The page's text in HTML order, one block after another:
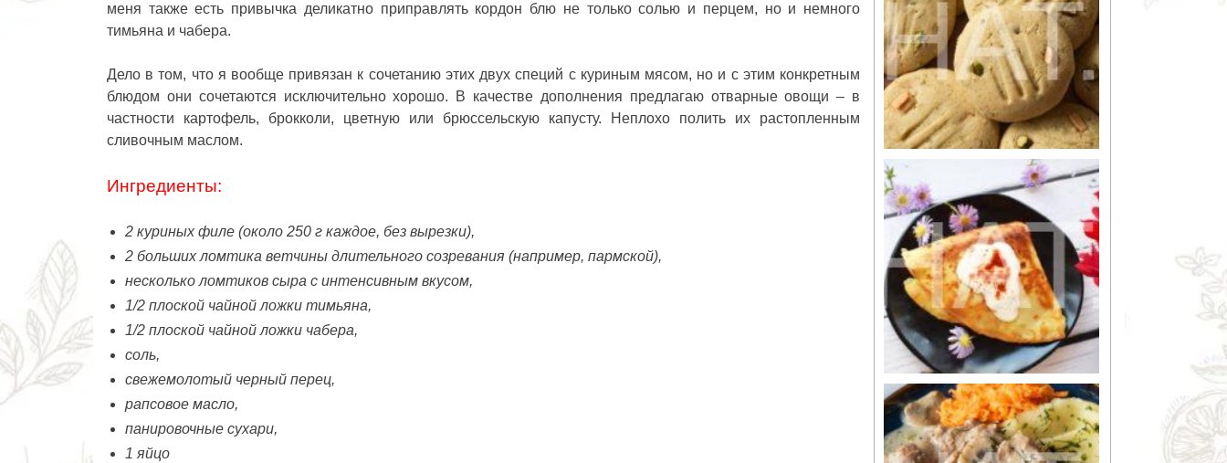
меня также есть привычка деликатно приправлять кордон блю не только солью и перцем, но и немного
тимьяна и чабера.
Дело в том, что я вообще привязан к сочетанию этих двух специй с куриным мясом, но и с этим конкретным
блюдом они сочетаются исключительно хорошо. В качестве дополнения предлагаю отварные овощи – в
частности картофель, брокколи, цветную или брюссельскую капусту. Неплохо полить их растопленным
сливочным маслом.
Ингредиенты:
2 куриных филе (около 250 г каждое, без вырезки),
2 больших ломтика ветчины длительного созревания (например, пармской),
несколько ломтиков сыра с интенсивным вкусом,
1/2 плоской чайной ложки тимьяна,
1/2 плоской чайной ложки чабера,
соль,
свежемолотый черный перец,
рапсовое масло,
панировочные сухари,
1 яйцо